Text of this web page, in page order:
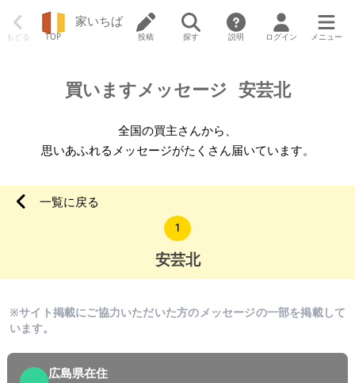
もどる TOP
家いちば
投稿 探す 説明 ログイン メニュー
買いますメッセージ 安芸北
全国の買主さんから、
思いあふれるメッセージがたくさん届いています。
一覧に戻る
1
安芸北
※サイト掲載にご協力いただいた方のメッセージの一部を掲載して
います。
広島県在住